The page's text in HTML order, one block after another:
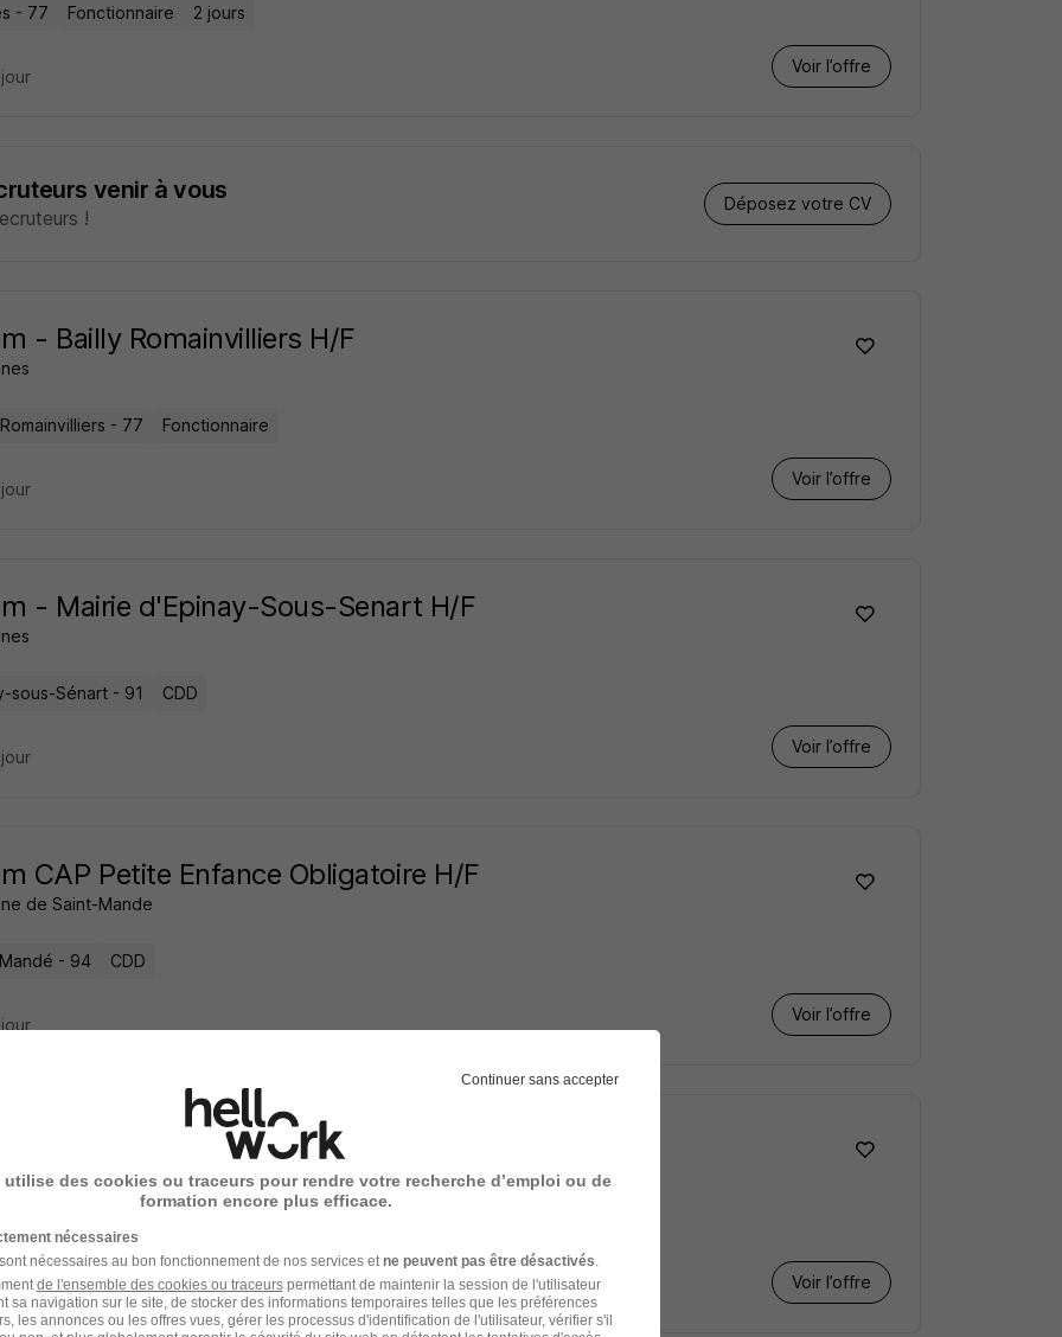
- 77 Fonctionnaire 2 jours
Voir l’offre
venir à vous
!
Déposez votre CV
- Bailly Romainvilliers H/F
- 77 Fonctionnaire
Voir l’offre
- Mairie d'Epinay-Sous-Senart H/F
sous-Sénart - 91 CDD
Voir l’offre
CAP Petite Enfance Obligatoire H/F
de Saint-Mande
- 94 CDD
Voir l’offre
- Charenton·le-Pont H/F
le-Pont - 94
Voir l’offre
Continuer sans accepter
utilise des cookies ou traceurs pour rendre votre recherche d’emploi ou de
formation encore plus efficace.
nécessaires
nécessaires au bon fonctionnement de nos services et ne peuvent pas être désactivés
de l'ensemble des cookies ou traceurspermettant de maintenir la session de l'utilisateur
sa navigation sur le site, de stocker des informations temporaires telles que les préférences
les annonces ou les offres vues, gérer les processus d'identification de l'utilisateur, vérifier s'il